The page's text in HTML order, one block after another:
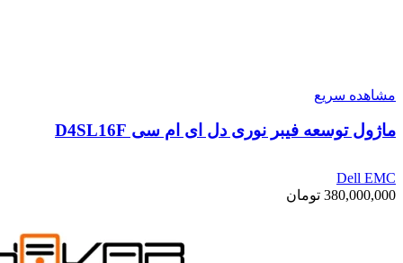
مشاهده سریع
ماژول توسعه فیبر نوری دل ای ام سی D4SL16F
Dell EMC
380,000,000 تومان